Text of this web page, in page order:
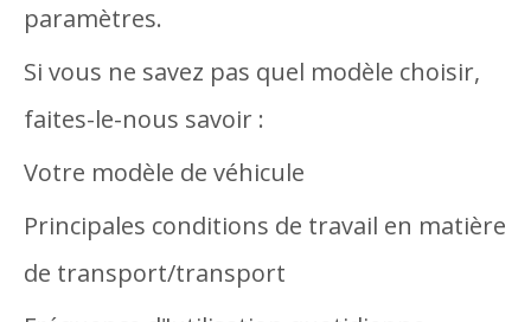
paramètres.
Si vous ne savez pas quel modèle choisir,
faites-le-nous savoir :
Votre modèle de véhicule
Principales conditions de travail en matière
de transport/transport